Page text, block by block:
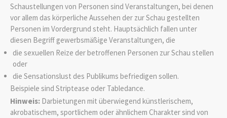
Schaustellungen von Personen sind Veranstaltungen, bei denen
vor allem das körperliche Aussehen der zur Schau gestellten
Personen im Vordergrund steht. Hauptsächlich fallen unter
diesen Begriff gewerbsmäßige Veranstaltungen, die
die sexuellen Reize der betroffenen Personen zur Schau stellen
oder
die Sensationslust des Publikums befriedigen sollen.
Beispiele sind Striptease oder Tabledance.
Hinweis: Darbietungen mit überwiegend künstlerischem,
akrobatischem, sportlichem oder ähnlichem Charakter sind von